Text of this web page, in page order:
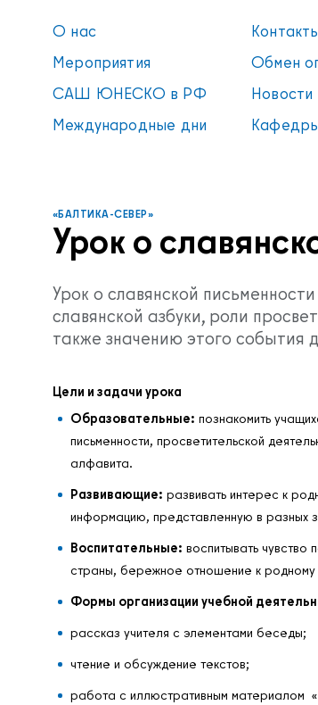
О нас
Мероприятия
Обмен
САШ ЮНЕСКО в РФ
Новости
Международные дни
«БАЛТИКА-СЕВЕР»
Урок о
Урок о славянской
славянской азбуки, роли
также значению этого события
Цели и задачи урока
Образовательные: познакомить
письменности, просветительской
алфавита.
Развивающие: развивать интерес к
информацию, представленную в разных
Воспитательные: воспитывать чувство
страны, бережное отношение к родному
Формы организации учебной
рассказ учителя с элементами беседы;
чтение и обсуждение текстов;
работа с иллюстративным материалом
Список пуст